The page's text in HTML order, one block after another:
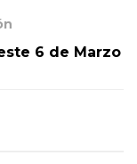
6 de Marzo